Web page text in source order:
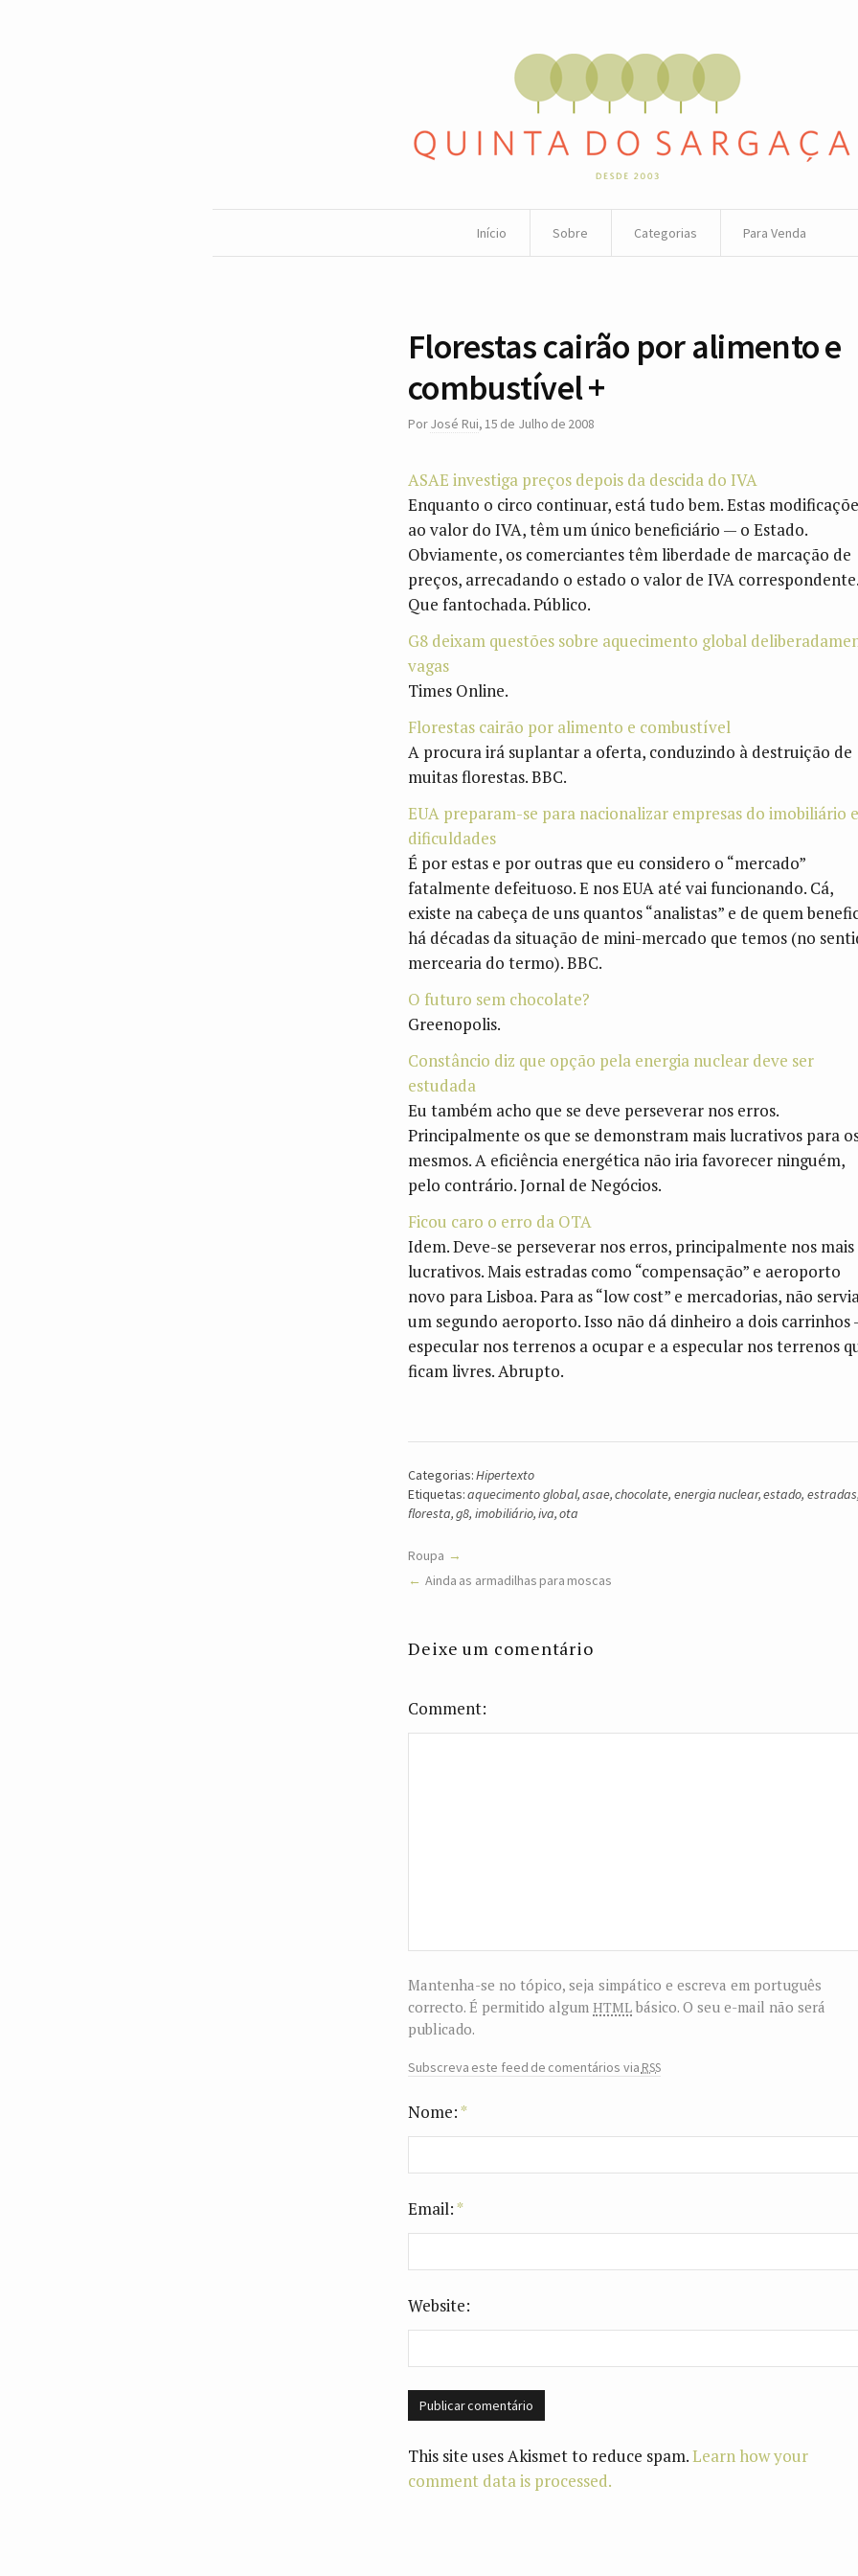
Início Sobre Categorias Para Venda
Florestas cairão por alimento e
combustível +
PorJosé Rui,15 de Julho de 2008
ASAE investiga preços depois da descida do IVA
Enquanto o circo continuar, está tudo bem. Estas
ao valor do IVA, têm um único beneficiário — o Estado.
Obviamente, os comerciantes têm liberdade de marcação de
preços, arrecadando o estado o valor de IVA correspondente.
Que fantochada. Público.
G8 deixam questões sobre aquecimento global
vagas
Times Online.
Florestas cairão por alimento e combustível
A procura irá suplantar a oferta, conduzindo à destruição de
muitas florestas. BBC.
EUA preparam-se para nacionalizar empresas do imobiliário
dificuldades
É por estas e por outras que eu considero o “mercado”
fatalmente defeituoso. E nos EUA até vai funcionando. Cá,
existe na cabeça de uns quantos “analistas” e de quem
há décadas da situação de mini-mercado que temos (no
mercearia do termo). BBC.
O futuro sem chocolate?
Greenopolis.
Constâncio diz que opção pela energia nuclear deve ser
estudada
Eu também acho que se deve perseverar nos erros.
Principalmente os que se demonstram mais lucrativos para
mesmos. A eficiência energética não iria favorecer ninguém,
pelo contrário. Jornal de Negócios.
Ficou caro o erro da OTA
Idem. Deve-se perseverar nos erros, principalmente nos mais
lucrativos. Mais estradas como “compensação” e aeroporto
novo para Lisboa. Para as “low cost” e mercadorias, não
um segundo aeroporto. Isso não dá dinheiro a dois carrinhos
especular nos terrenos a ocupar e a especular nos terrenos
ficam livres. Abrupto.
Categorias:Hipertexto
Etiquetas:aquecimento global,asae,chocolate, energia nuclear,estado, estradas,
floresta,g8, imobiliário,iva,ota
Roupa
Ainda as armadilhas para moscas
Deixe um comentário
Comment
Mantenha-se no tópico, seja simpático e escreva em português
correcto. É permitido algum htmlbásico. O seu e-mail não será
publicado.
Subscreva este feed de comentários via rss
Nome:*
Email:*
Website:
This site uses Akismet to reduce spam.Learn how your
comment data is processed.